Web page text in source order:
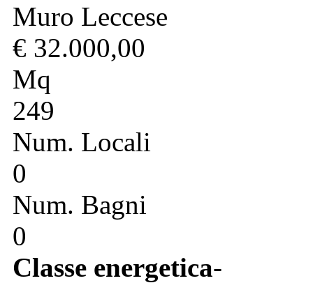
Muro Leccese
€ 32.000,00
Mq
249
Num. Locali
0
Num. Bagni
0
Classe energetica-